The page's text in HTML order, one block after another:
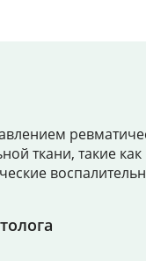
ткани, такие
Личный кабинет